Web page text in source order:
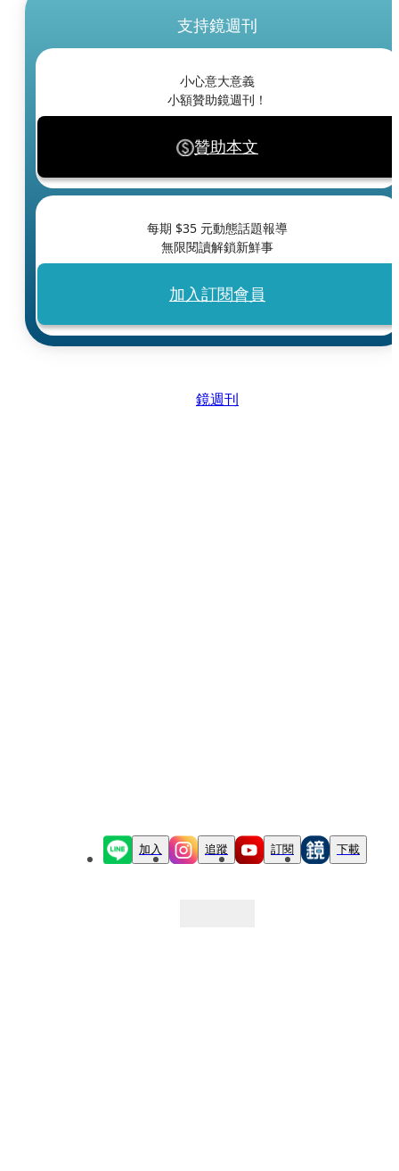
支持鏡週刊
小心意大意義
小額贊助鏡週刊！
贊助本文
每期 $35 元動態話題報導
無限閱讀解鎖新鮮事
加入訂閱會員
鏡週刊
加入 追蹤 訂閱 下載